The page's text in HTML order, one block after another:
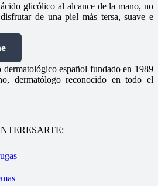
glicólico al alcance de la mano, no
de una piel más tersa, suave e
dermatológico español fundado en 1989
dermatólogo reconocido en todo el